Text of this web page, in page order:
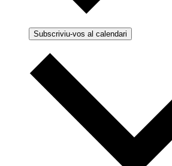
Subscriviu-vos al calendari